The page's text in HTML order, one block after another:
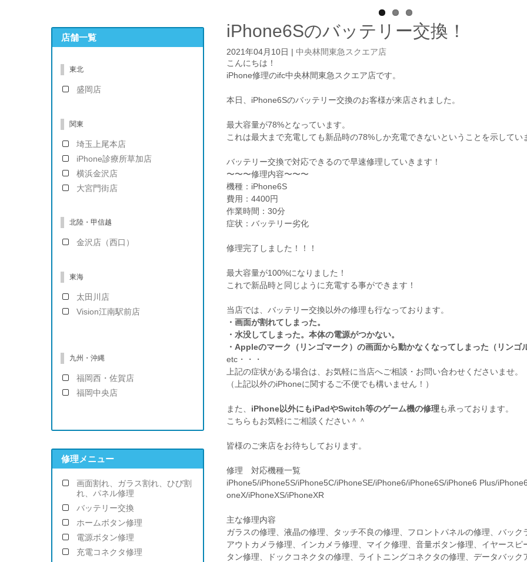
iPhone6Sのバッテリー交換！
2021年04月10日
中央林間東急スクエア店
こんにちは！
iPhone修理のifc中央林間東急スクエア店です。
本日、iPhone6Sのバッテリー交換のお客様が来店されました。
最大容量が78%となっています。
これは最大まで充電しても新品時の78%しか充電できないということを示してい
バッテリー交換で対応できるので早速修理していきます！
〜〜〜修理内容〜〜〜
機種：iPhone6S
費用：4400円
作業時間：30分
症状：バッテリー劣化
修理完了しました！！！
最大容量が100%になりました！
これで新品時と同じように充電する事ができます！
当店では、バッテリー交換以外の修理も行なっております。
・画面が割れてしまった。
・水没してしまった。本体の電源がつかない。
・Appleのマーク（リンゴマーク）の画面から動かなくなってしまった（リンゴ
etc・・・
上記の症状がある場合は、お気軽に当店へご相談・お問い合わせくださいませ。
（上記以外のiPhoneに関するご不便でも構いません！）
また、 iPhone以外にもiPadやSwitch等のゲーム機の修理も承っております。
こちらもお気軽にご相談ください＾＾
皆様のご来店をお待ちしております。
修理 対応機種一覧
iPhone5/iPhone5S/iPhone5C/iPhoneSE/iPhone6/iPhone6S/iPhone6 Plus/
oneX/iPhoneXS/iPhoneXR
主な修理内容
ガラスの修理、液晶の修理、タッチ不良の修理、フロントパネルの修理、バッ
アウトカメラ修理、インカメラ修理、マイク修理、音量ボタン修理、イヤース
タン修理、ドックコネクタの修理、ライトニングコネクタの修理、データバッ
店舗一覧
東北
盛岡店
関東
埼玉上尾本店
iPhone診療所草加店
横浜金沢店
大宮門街店
北陸・甲信越
金沢店（西口）
東海
太田川店
Vision江南駅前店
九州・沖縄
福岡西・佐賀店
福岡中央店
修理メニュー
画面割れ、ガラス割れ、ひび割
れ、パネル修理
バッテリー交換
ホームボタン修理
電源ボタン修理
充電コネクタ修理